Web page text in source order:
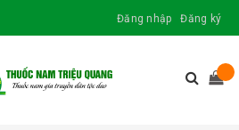
Đăng nhập Đăng ký